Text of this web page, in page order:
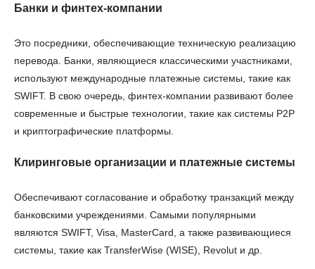
Банки и финтех-компании
Это посредники, обеспечивающие техническую реализацию
перевода. Банки, являющиеся классическими участниками,
используют международные платежные системы, такие как
SWIFT. В свою очередь, финтех-компании развивают более
современные и быстрые технологии, такие как системы P2P
и криптографические платформы.
Клиринговые организации и платежные системы
Обеспечивают согласование и обработку транзакций между
банковскими учреждениями. Самыми популярными
являются SWIFT, Visa, MasterCard, а также развивающиеся
системы, такие как TransferWise (WISE), Revolut и др.